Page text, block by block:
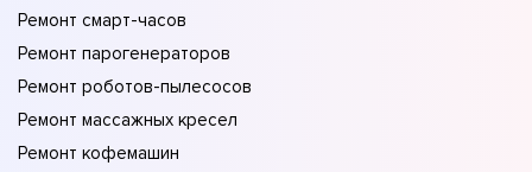
Ремонт смарт-часов
Ремонт парогенераторов
Ремонт роботов-пылесосов
Ремонт массажных кресел
Ремонт кофемашин